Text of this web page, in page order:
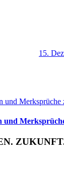
15.
und